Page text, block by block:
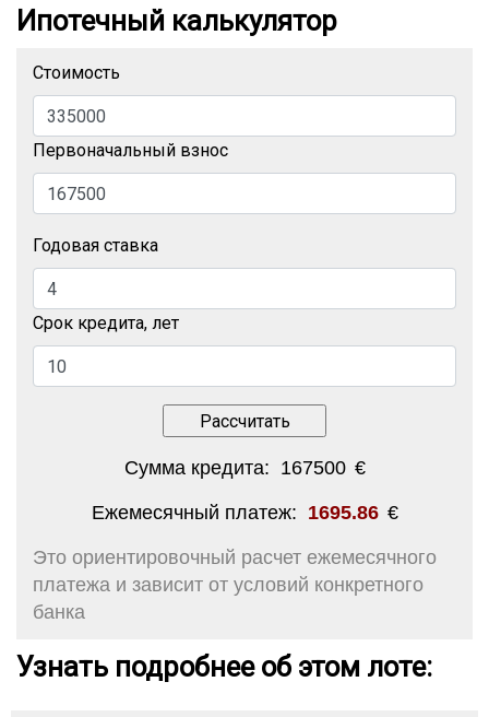
Ипотечный калькулятор
Стоимость
Первоначальный взнос
Годовая ставка
Срок кредита, лет
Сумма кредита: 167500 €
Ежемесячный платеж: 1695.86 €
Это ориентировочный расчет ежемесячного
платежа и зависит от условий конкретного
банка
Узнать подробнее об этом лоте: